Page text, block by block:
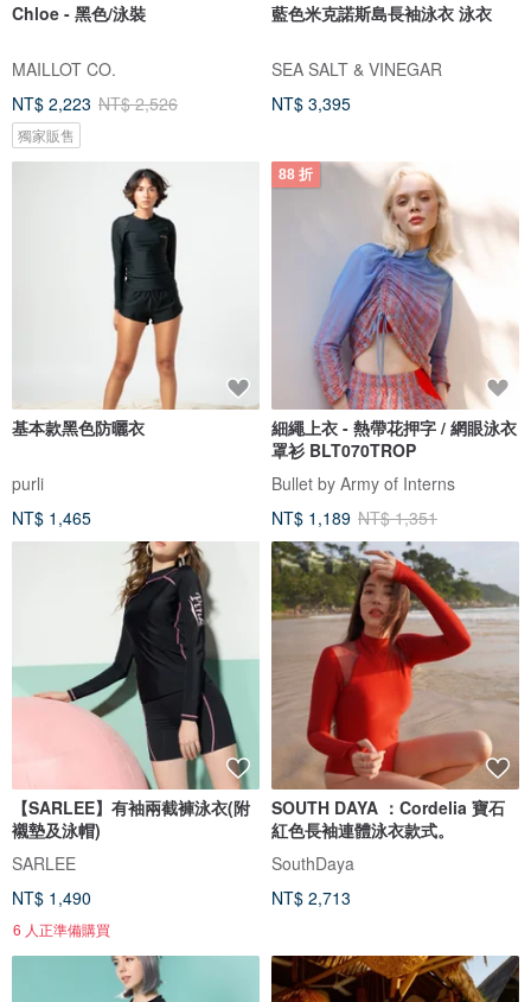
Chloe - 黑色/泳裝
MAILLOT CO.
NT$ 2,223 NT$ 2,526
獨家販售
藍色米克諾斯島長袖泳衣 泳衣
SEA SALT & VINEGAR
NT$ 3,395
基本款黑色防曬衣
purli
NT$ 1,465
88 折
細繩上衣 - 熱帶花押字 / 網眼泳衣
罩衫 BLT070TROP
Bullet by Army of Interns
NT$ 1,189 NT$ 1,351
【SARLEE】有袖兩截褲泳衣(附
襯墊及泳帽)
SARLEE
NT$ 1,490
6 人正準備購買
SOUTH DAYA ：Cordelia 寶石
紅色長袖連體泳衣款式。
SouthDaya
NT$ 2,713